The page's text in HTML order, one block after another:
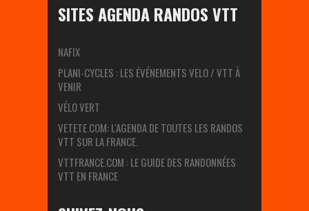
SITES AGENDA RANDOS VTT
NAFIX
PLANI-CYCLES : LES ÉVÉNEMENTS VELO / VTT À
VENIR
VÉLO VERT
VETETE.COM: L'AGENDA DE TOUTES LES RANDOS
VTT SUR LA FRANCE.
VTTFRANCE.COM : LE GUIDE DES RANDONNÉES
VTT EN FRANCE